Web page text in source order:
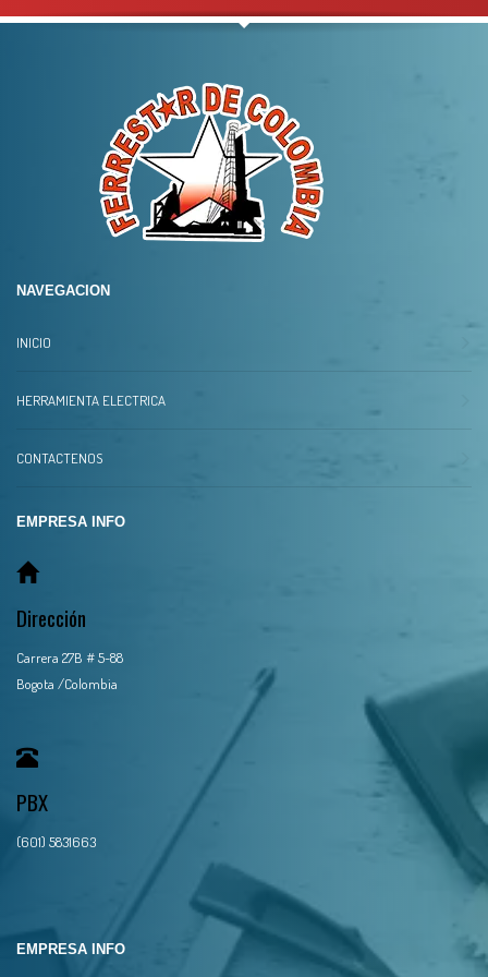
NAVEGACION
INICIO
HERRAMIENTA ELECTRICA
CONTACTENOS
EMPRESA INFO
Dirección
Carrera 27B # 5-88
Bogota /Colombia
PBX
(601) 5831663
EMPRESA INFO